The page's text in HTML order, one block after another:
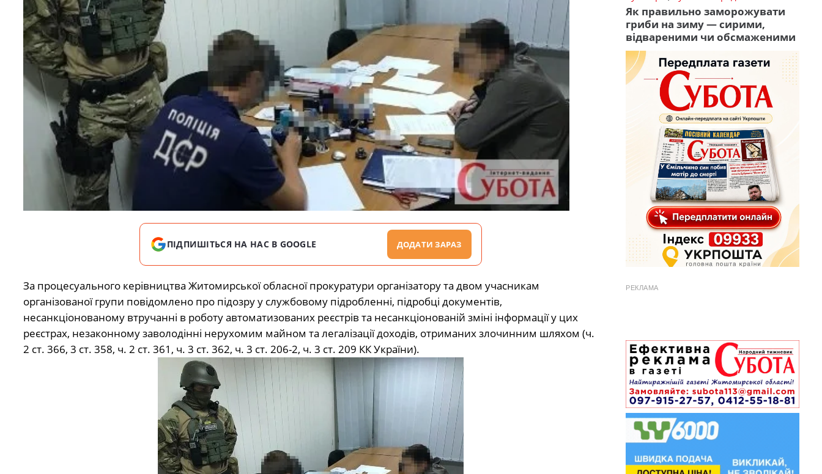
ПІДПИШІТЬСЯ НА НАС В GOOGLE ДОДАТИ ЗАРАЗ
За процесуального керівництва Житомирської обласної прокуратури організатору та двом учасникам
організованої групи повідомлено про підозру у службовому підробленні, підробці документів,
несанкціонованому втручанні в роботу автоматизованих реєстрів та несанкціонованій зміні інформації у цих
реєстрах, незаконному заволодінні нерухомим майном та легалізації доходів, отриманих злочинним шляхом (ч.
2 ст. 366, 3 ст. 358, ч. 2 ст. 361, ч. 3 ст. 362, ч. 3 ст. 206-2, ч. 3 ст. 209 КК України).
Як правильно заморожувати
гриби на зиму — сирими,
відвареними чи обсмаженими
РЕКЛАМА